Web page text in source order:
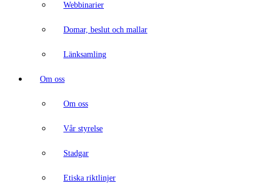
Webbinarier
Domar, beslut och mallar
Länksamling
Om oss
Om oss
Vår styrelse
Stadgar
Etiska riktlinjer